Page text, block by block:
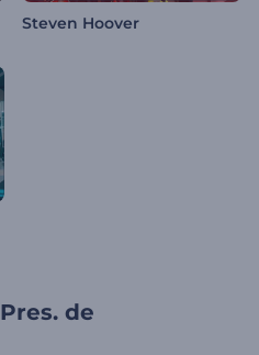
Steven Hoover
Pres. de